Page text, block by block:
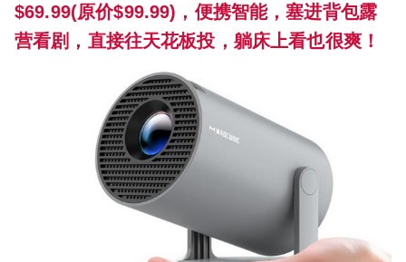
$69.99(原价$99.99)，便携智能，塞进背包露
营看剧，直接往天花板投，躺床上看也很爽！